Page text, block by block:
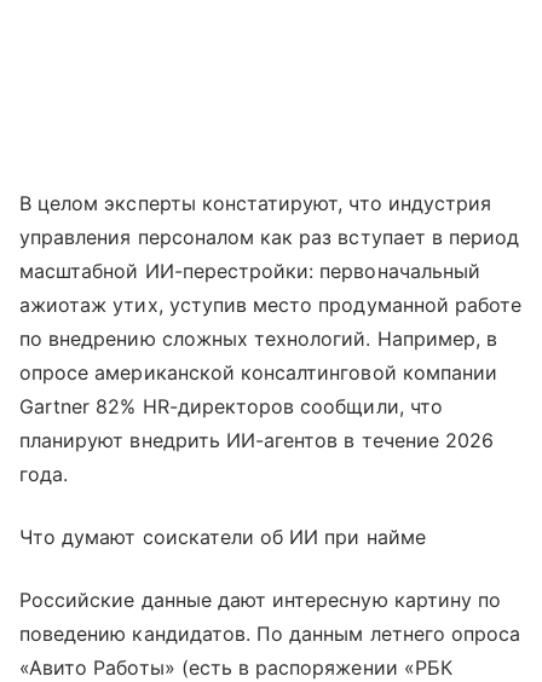
В целом эксперты констатируют, что индустрия
управления персоналом как раз вступает в период
масштабной ИИ-перестройки: первоначальный
ажиотаж утих, уступив место продуманной работе
по внедрению сложных технологий. Например, в
опросе американской консалтинговой компании
Gartner 82% HR-директоров сообщили, что
планируют внедрить ИИ-агентов в течение 2026
года.
Что думают соискатели об ИИ при найме
Российские данные дают интересную картину по
поведению кандидатов. По данным летнего опроса
«Авито Работы» (есть в распоряжении «РБК